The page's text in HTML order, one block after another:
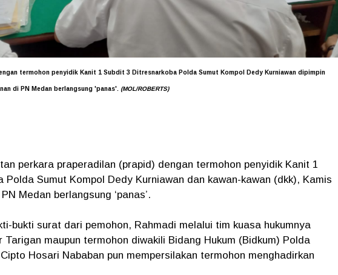
termohon penyidik Kanit 1 Subdit 3 Ditresnarkoba Polda Sumut Kompol Dedy Kurniawan dipimpin
di PN Medan berlangsung 'panas'. (MOL/ROBERTS)
perkara praperadilan (prapid) dengan termohon penyidik Kanit 1
Polda Sumut Kompol Dedy Kurniawan dan kawan-kawan (dkk), Kamis
Medan berlangsung ‘panas’.
bukti surat dari pemohon, Rahmadi melalui tim kuasa hukumnya
Tarigan maupun termohon diwakili Bidang Hukum (Bidkum) Polda
Hosari Nababan pun mempersilakan termohon menghadirkan